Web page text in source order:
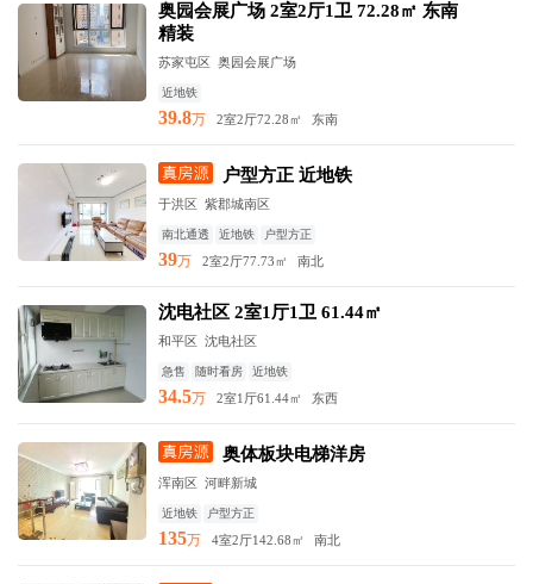
奥园会展广场 2室2厅1卫 72.28㎡ 东南
精装
苏家屯区 奥园会展广场
近地铁
39.8万 2室2厅72.28㎡ 东南
户型方正 近地铁
于洪区 紫郡城南区
南北通透 近地铁 户型方正
39万 2室2厅77.73㎡ 南北
沈电社区 2室1厅1卫 61.44㎡
和平区 沈电社区
急售 随时看房 近地铁
34.5万 2室1厅61.44㎡ 东西
奥体板块电梯洋房
浑南区 河畔新城
近地铁 户型方正
135万 4室2厅142.68㎡ 南北